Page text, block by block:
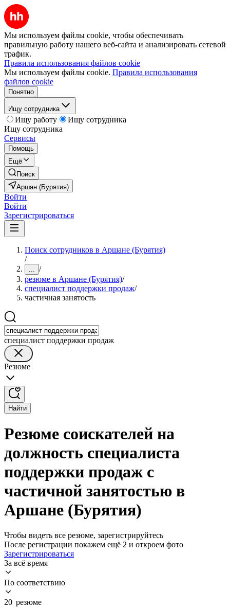
Мы используем файлы cookie, чтобы обеспечивать
правильную работу нашего веб-сайта и анализировать сетевой
трафик.
Правила использования файлов cookie
Мы используем файлы cookie. Правила использования
файлов cookie
Понятно
Ищу сотрудника
Ищу работу
Ищу сотрудника
Ищу сотрудника
Сервисы
Помощь
Ещё
Поиск
Аршан (Бурятия)
Войти
Войти
Зарегистрироваться
Поиск сотрудников в Аршане (Бурятия)
/
... /
резюме в Аршане (Бурятия)/
специалист поддержки продаж/
частичная занятость
специалист поддержки продаж
Резюме
Найти
Резюме соискателей на
должность специалиста
поддержки продаж с
частичной занятостью в
Аршане (Бурятия)
Чтобы видеть все резюме, зарегистрируйтесь
После регистрации покажем ещё 2 и откроем фото
Зарегистрироваться
За всё время
По соответствию
20 резюме